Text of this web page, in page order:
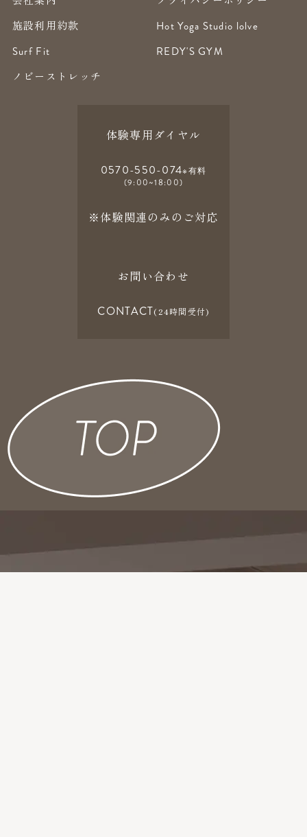
施設利用約款
Hot Yoga Studio lolve
Surf Fit
REDY'S GYM
ノビーストレッチ
体験専用ダイヤル
0570-550-074※有料
(9:00~18:00)
※体験関連のみのご対応
お問い合わせ
CONTACT(24時間受付)